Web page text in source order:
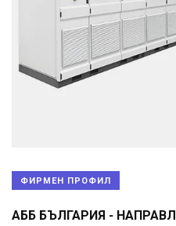
ФИРМЕН ПРОФИЛ
АББ БЪЛГАРИЯ -